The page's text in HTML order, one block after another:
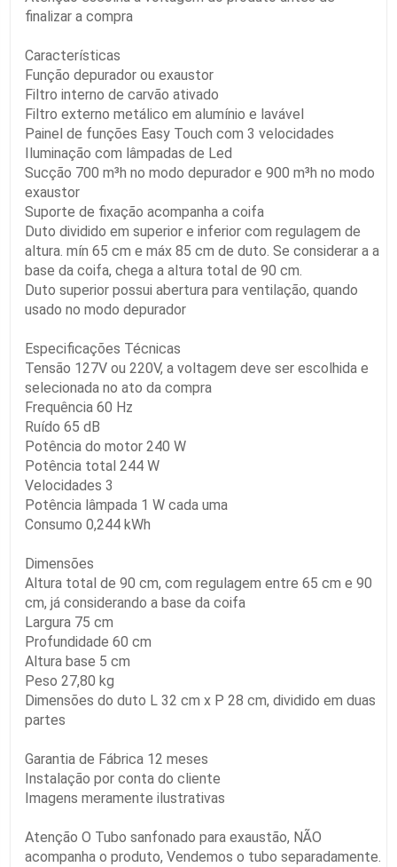
finalizar a compra
Características
Função depurador ou exaustor
Filtro interno de carvão ativado
Filtro externo metálico em alumínio e lavável
Painel de funções Easy Touch com 3 velocidades
Iluminação com lâmpadas de Led
Sucção 700 m³h no modo depurador e 900 m³h no modo
exaustor
Suporte de fixação acompanha a coifa
Duto dividido em superior e inferior com regulagem de
altura. mín 65 cm e máx 85 cm de duto. Se considerar a a
base da coifa, chega a altura total de 90 cm.
Duto superior possui abertura para ventilação, quando
usado no modo depurador
Especificações Técnicas
Tensão 127V ou 220V, a voltagem deve ser escolhida e
selecionada no ato da compra
Frequência 60 Hz
Ruído 65 dB
Potência do motor 240 W
Potência total 244 W
Velocidades 3
Potência lâmpada 1 W cada uma
Consumo 0,244 kWh
Dimensões
Altura total de 90 cm, com regulagem entre 65 cm e 90
cm, já considerando a base da coifa
Largura 75 cm
Profundidade 60 cm
Altura base 5 cm
Peso 27,80 kg
Dimensões do duto L 32 cm x P 28 cm, dividido em duas
partes
Garantia de Fábrica 12 meses
Instalação por conta do cliente
Imagens meramente ilustrativas
Atenção O Tubo sanfonado para exaustão, NÃO
acompanha o produto, Vendemos o tubo separadamente.